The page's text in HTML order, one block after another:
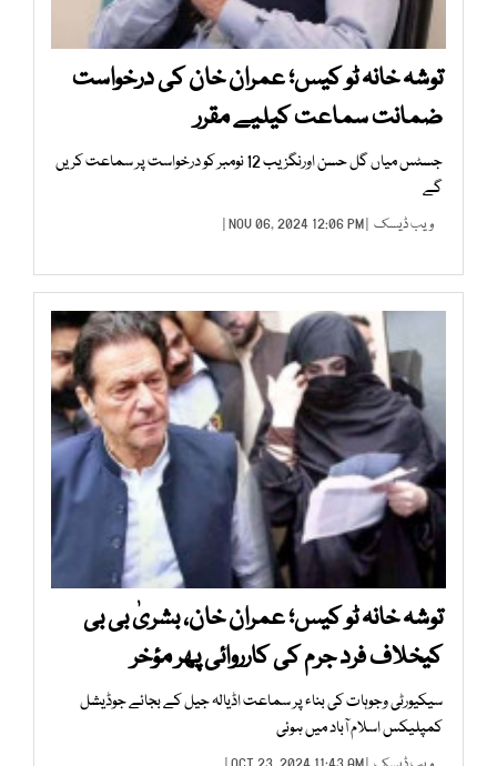
توشہ خانہ ٹو کیس؛ عمران خان کی درخواست
ضمانت سماعت کیلیے مقرر
جسٹس میاں گل حسن اورنگزیب 12 نومبر کو درخواست پر سماعت کریں
گے
ویب ڈیسک | NOV 06, 2024 12:06 PM |
توشہ خانہ ٹو کیس؛ عمران خان، بشریٰ بی بی
کیخلاف فرد جرم کی کارروائی پھر مؤخر
سیکیورٹی وجوہات کی بناء پر سماعت اڈیالہ جیل کے بجائے جوڈیشل
کمپلیکس اسلام آباد میں ہوئی